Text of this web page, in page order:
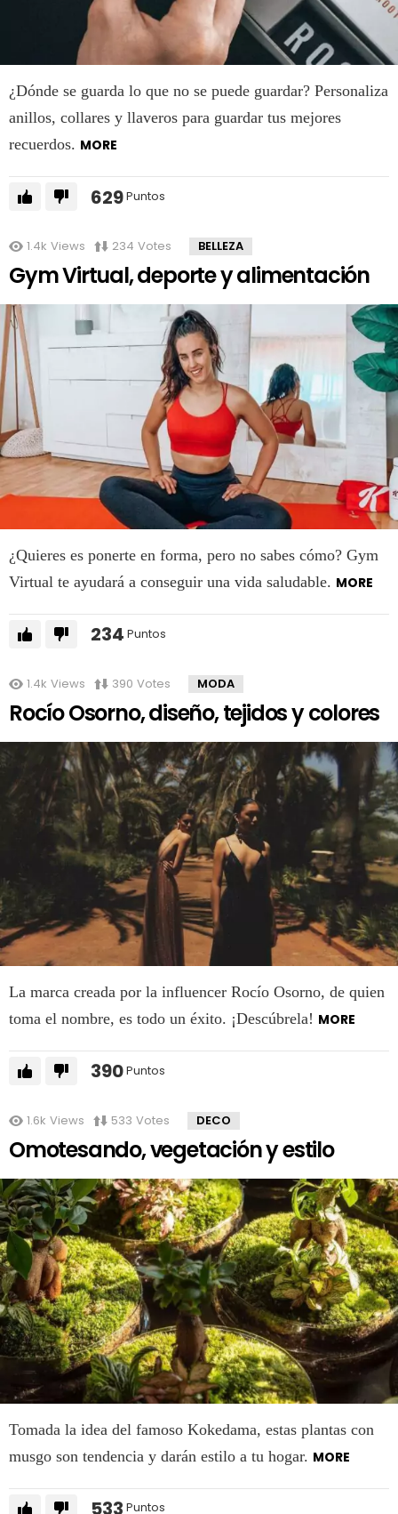
¿Dónde se guarda lo que no se puede guardar? Personaliza
anillos, collares y llaveros para guardar tus mejores
recuerdos. MORE
629Puntos
1.4k Views 234 Votes BELLEZA
Gym Virtual, deporte y alimentación
¿Quieres es ponerte en forma, pero no sabes cómo? Gym
Virtual te ayudará a conseguir una vida saludable. MORE
234 Puntos
1.4k Views 390 Votes MODA
Rocío Osorno, diseño, tejidos y colores
La marca creada por la influencer Rocío Osorno, de quien
toma el nombre, es todo un éxito. ¡Descúbrela! MORE
390Puntos
1.6k Views 533 Votes DECO
Omotesando, vegetación y estilo
Tomada la idea del famoso Kokedama, estas plantas con
musgo son tendencia y darán estilo a tu hogar. MORE
533 Puntos